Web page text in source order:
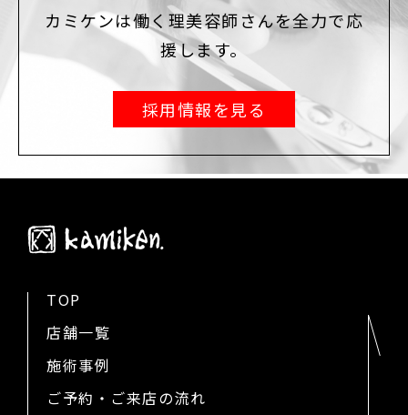
カミケンは働く理美容師さんを全力で応
援します。
採用情報を見る
TOP
店舗一覧
施術事例
ご予約・ご来店の流れ